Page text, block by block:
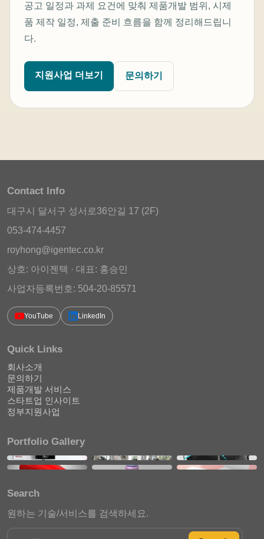
공고 일정과 과제 요건에 맞춰 제품개발 범위, 시제
품 제작 일정, 제출 준비 흐름을 함께 정리해드립니
다.
지원사업 더보기 문의하기
Contact Info
대구시 달서구 성서로36안길 17 (2F)
053-474-4457
royhong@igentec.co.kr
상호: 아이젠텍 · 대표: 홍승민
사업자등록번호: 504-20-85571
YouTube LinkedIn
Quick Links
회사소개
문의하기
제품개발 서비스
스타트업 인사이트
정부지원사업
Portfolio Gallery
Search
원하는 기술/서비스를 검색하세요.